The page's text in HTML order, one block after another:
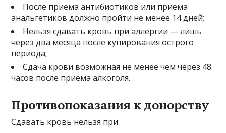
После приема антибиотиков или приема
анальгетиков должно пройти не менее 14 дней;
Нельзя сдавать кровь при аллергии — лишь
через два месяца после купирования острого
периода;
Сдача крови возможная не менее чем через 48
часов после приема алкоголя.
Противопоказания к донорству
Сдавать кровь нельзя при: